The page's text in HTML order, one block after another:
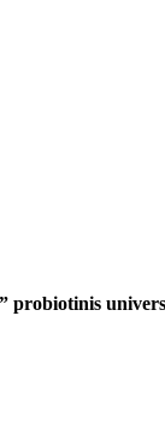
probiotinis